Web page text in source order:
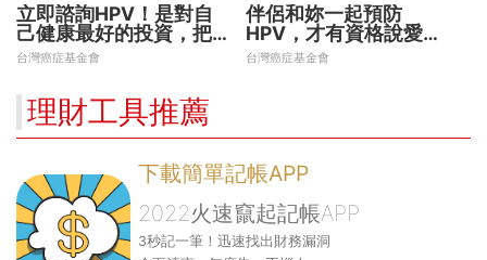
立即諮詢HPV！是對自
己健康最好的投資，把握
現在不嫌晚！
台灣癌症基金會
伴侶和妳一起預防
HPV，才有資格說愛
妳！
台灣癌症基金會
理財工具推薦
下載簡單記帳APP
2022火速竄起記帳APP
3秒記一筆！迅速找出財務漏洞